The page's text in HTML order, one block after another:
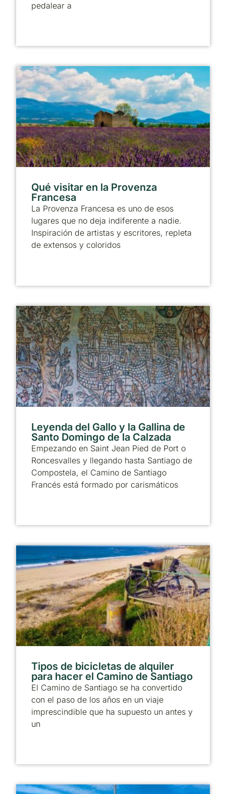
pedalear a
Qué visitar en la Provenza
Francesa
La Provenza Francesa es uno de esos
lugares que no deja indiferente a nadie.
Inspiración de artistas y escritores, repleta
de extensos y coloridos
Leyenda del Gallo y la Gallina de
Santo Domingo de la Calzada
Empezando en Saint Jean Pied de Port o
Roncesvalles y llegando hasta Santiago de
Compostela, el Camino de Santiago
Francés está formado por carismáticos
Tipos de bicicletas de alquiler
para hacer el Camino de Santiago
El Camino de Santiago se ha convertido
con el paso de los años en un viaje
imprescindible que ha supuesto un antes y
un